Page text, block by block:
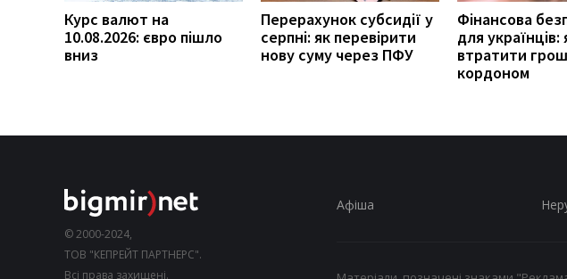
Курс валют на
10.08.2026: євро пішло
вниз
Перерахунок субсидії у
серпні: як перевірити
нову суму через ПФУ
Фінансова
для українців:
втратити
кордоном
© 2000-2024,
ТОВ "КЕПРЕЙТ ПАРТНЕРС".
Всі права захищені.
Афіша